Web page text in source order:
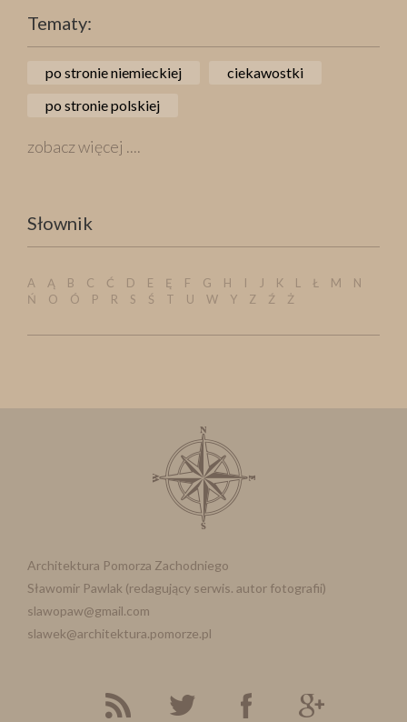
Tematy:
po stronie niemieckiej
ciekawostki
po stronie polskiej
zobacz więcej ....
Słownik
A Ą B C Ć D E Ę F G H I J K L Ł M N
Ń O Ó P R S Ś T U W Y Z Ź Ż
Architektura Pomorza Zachodniego
Sławomir Pawlak (redagujący serwis. autor fotografii)
slawopaw@gmail.com
slawek@architektura.pomorze.pl